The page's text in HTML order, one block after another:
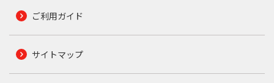
ご利用ガイド
サイトマップ